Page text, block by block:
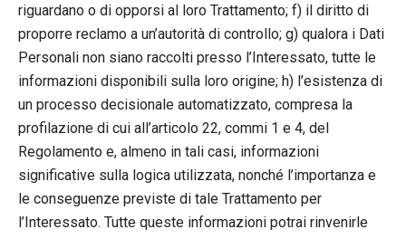
riguardano o di opporsi al loro Trattamento; f) il diritto di
proporre reclamo a un’autorità di controllo; g) qualora i Dati
Personali non siano raccolti presso l’Interessato, tutte le
informazioni disponibili sulla loro origine; h) l’esistenza di
un processo decisionale automatizzato, compresa la
profilazione di cui all’articolo 22, commi 1 e 4, del
Regolamento e, almeno in tali casi, informazioni
significative sulla logica utilizzata, nonché l’importanza e
le conseguenze previste di tale Trattamento per
l’Interessato. Tutte queste informazioni potrai rinvenirle